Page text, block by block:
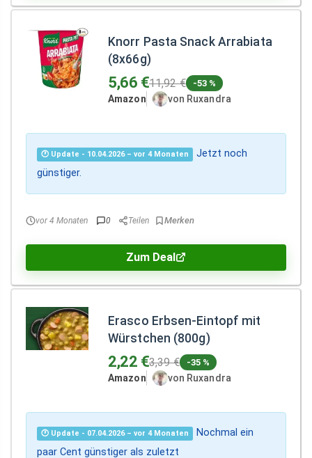
Knorr Pasta Snack Arrabiata
(8x66g)
5,66 €11,92 € -53 %
Amazon von Ruxandra
🕐 Update - 10.04.2026 – vor 4 Monaten
Jetzt noch
günstiger.
vor 4 Monaten 0 Teilen
Zum Deal
Erasco Erbsen-Eintopf mit
Würstchen (800g)
2,22 €3,39 € -35 %
Amazon von Ruxandra
🕐 Update - 07.04.2026 – vor 4 Monaten
Nochmal ein
paar Cent günstiger als zuletzt